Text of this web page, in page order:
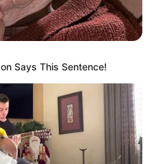
Says This Sentence!